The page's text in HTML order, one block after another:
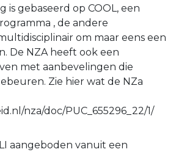
is gebaseerd op COOL, een
, de andere
om maar eens een
De NZA heeft ook een
met aanbevelingen die
Zie hier wat de NZa
nza/doc/PUC_655296_22/1/
aangeboden vanuit een